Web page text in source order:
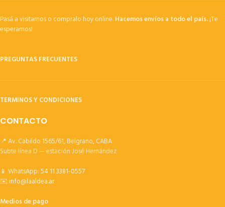
Pasá a visitarnos o compralo hoy online.Hacemos envíos a todo el país.¡Te
esperamos!
PREGUNTAS FRECUENTES
TERMINOS Y CONDICIONES
CONTACTO
📍 Av. Cabildo 1565/61, Belgrano, CABA
Subte línea D — estación José Hernández
📱 WhatsApp:54 11 3381-0557
✉️info@laaldea.ar
Medios de pago